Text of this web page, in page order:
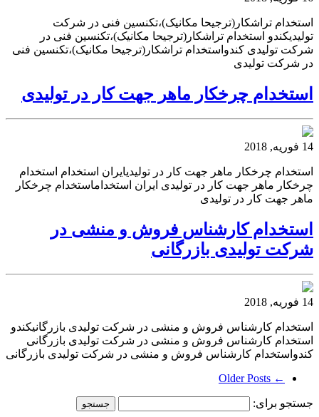
استخدام تراشکار(ترجیحا مکانیک)،تکنسین فنی در شرکت
تولیدیکندو استخدام تراشکار(ترجیحا مکانیک)،تکنسین فنی در
شرکت تولیدی کندواستخدام تراشکار(ترجیحا مکانیک)،تکنسین فنی
در شرکت تولیدی
استخدام چرخکار ماهر جهت کار در تولیدی
14 فوریه, 2018
استخدام چرخکار ماهر جهت کار در تولیدیایران استخدام استخدام
چرخکار ماهر جهت کار در تولیدی ایران استخداماستخدام چرخکار
ماهر جهت کار در تولیدی
استخدام کارشناس فروش و منشی در
شرکت تولیدی بازرگانی
14 فوریه, 2018
استخدام کارشناس فروش و منشی در شرکت تولیدی بازرگانیکندو
استخدام کارشناس فروش و منشی در شرکت تولیدی بازرگانی
کندواستخدام کارشناس فروش و منشی در شرکت تولیدی بازرگانی
← Older Posts
جستجو برای: